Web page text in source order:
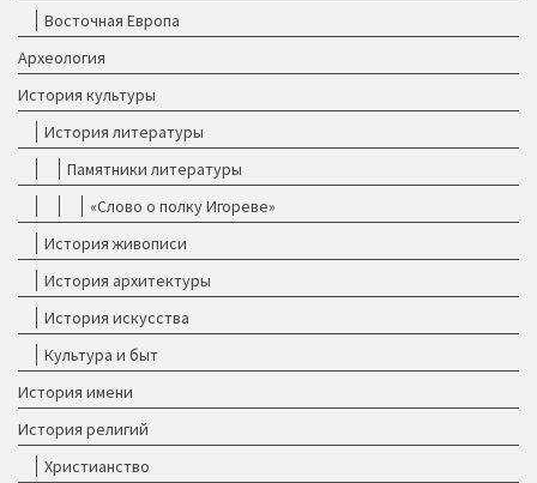
Восточная Европа
Археология
История культуры
История литературы
Памятники литературы
«Слово о полку Игореве»
История живописи
История архитектуры
История искусства
Культура и быт
История имени
История религий
Христианство